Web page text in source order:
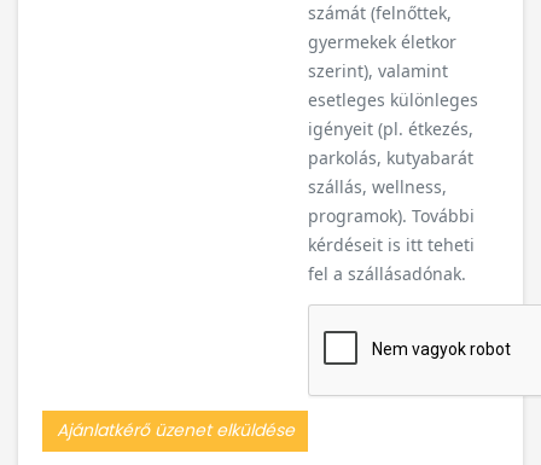
számát (felnőttek,
gyermekek életkor
szerint), valamint
esetleges különleges
igényeit (pl. étkezés,
parkolás, kutyabarát
szállás, wellness,
programok). További
kérdéseit is itt teheti
fel a szállásadónak.
Ajánlatkérő üzenet elküldése